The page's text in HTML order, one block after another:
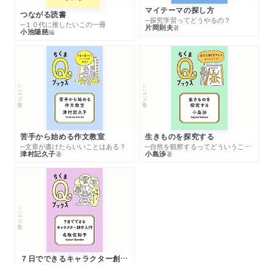
つながる読書
─１０代に推したいこの一冊
小池陽慈編
マイテーマの探し方
─探究学習ってどうやるの？
片岡則夫著
シリーズ・全集
苦手から始める作文教室
─文章が書けたらいいことはある？
津村記久子著
シリーズ・全集
生きものを探究する
─自然を観察するってどういうこと？
小島渉著
シリーズ・全集
７日でできるキャラクター創作入門